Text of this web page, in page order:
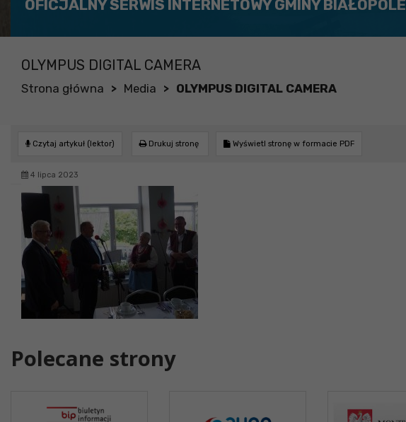
OFICJALNY SERWIS INTERNETOWY GMINY BIAŁOPOLE
OLYMPUS DIGITAL CAMERA
Strona główna > Media > OLYMPUS DIGITAL CAMERA
Czytaj artykuł (lektor) Drukuj stronę Wyświetl stronę w formacie PDF
4 lipca 2023
Polecane strony